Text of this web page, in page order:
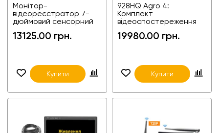
Монітор-
відеореєстратор 7-
дюймовий сенсорний
відеореєстратор BSD з
13125.00 грн.
Купити
928HQ Agro 4:
Комплект
відеоспостереження
кругового огляду на
19980.00 грн.
Купити